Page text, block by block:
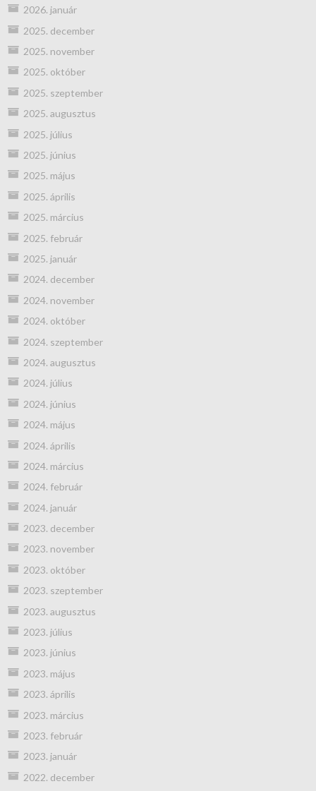
2026. január
2025. december
2025. november
2025. október
2025. szeptember
2025. augusztus
2025. július
2025. június
2025. május
2025. április
2025. március
2025. február
2025. január
2024. december
2024. november
2024. október
2024. szeptember
2024. augusztus
2024. július
2024. június
2024. május
2024. április
2024. március
2024. február
2024. január
2023. december
2023. november
2023. október
2023. szeptember
2023. augusztus
2023. július
2023. június
2023. május
2023. április
2023. március
2023. február
2023. január
2022. december